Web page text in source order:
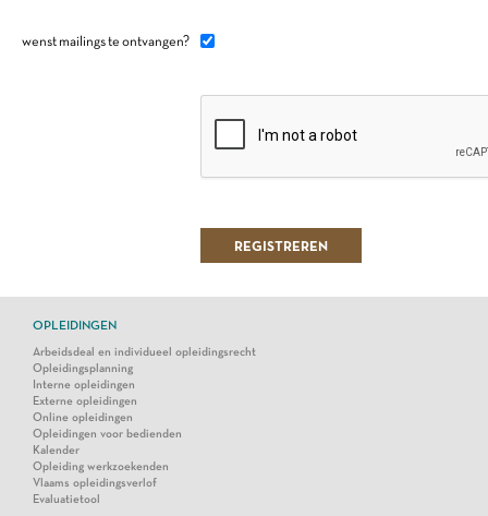
wenst mailings te ontvangen?
OPLEIDINGEN
Arbeidsdeal en individueel opleidingsrecht
Opleidingsplanning
Interne opleidingen
Externe opleidingen
Online opleidingen
Opleidingen voor bedienden
Kalender
Opleiding werkzoekenden
Vlaams opleidingsverlof
Evaluatietool